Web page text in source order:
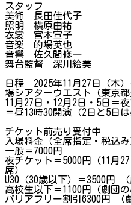
スタッフ
美術 長田佳代子
照明 横原由祐
衣裳 宮本宣子
音楽 的場英也
音響 佐久間修一
舞台監督 深川絵美
日程 2025年11月27日（木
場シアターウエスト（東京都
11月27日・12月2日・5日＝
＝昼13時30開演（2日と5日は
チケット前売り受付中
入場料金（全席指定・税込み
一般＝7000円
夜チケット＝5000円（11月
席）
U30（30歳以下）＝3500円
高校生以下＝1100円（劇団
バリアフリー割引6300円 （